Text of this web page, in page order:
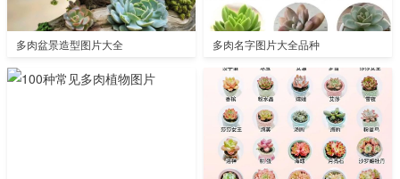
多肉盆景造型图片大全 多肉名字图片大全品种